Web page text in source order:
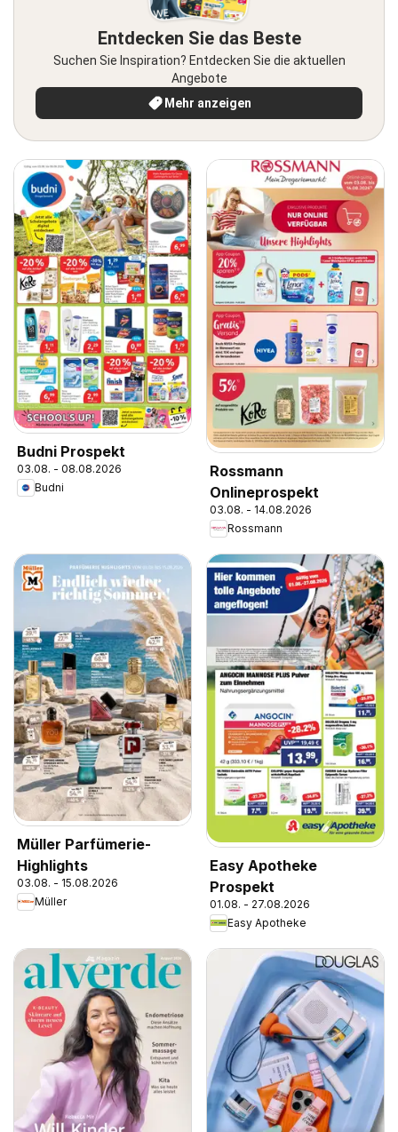
Entdecken Sie das Beste
Suchen Sie Inspiration? Entdecken Sie die aktuellen
Angebote
Mehr anzeigen
Budni Prospekt
03.08. - 08.08.2026
Budni
Rossmann
Onlineprospekt
03.08. - 14.08.2026
Rossmann
Müller Parfümerie-
Highlights
03.08. - 15.08.2026
Müller
Easy Apotheke
Prospekt
01.08. - 27.08.2026
Easy Apotheke